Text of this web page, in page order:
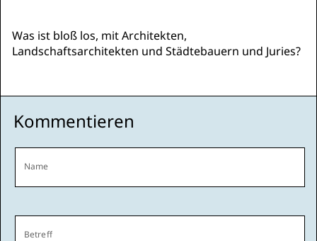
Was ist bloß los, mit Architekten,
Landschaftsarchitekten und Städtebauern und Juries?
Kommentieren
Name
Betreff